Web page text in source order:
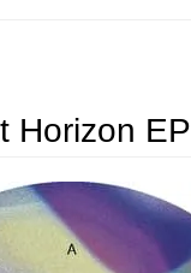
Horizon EP